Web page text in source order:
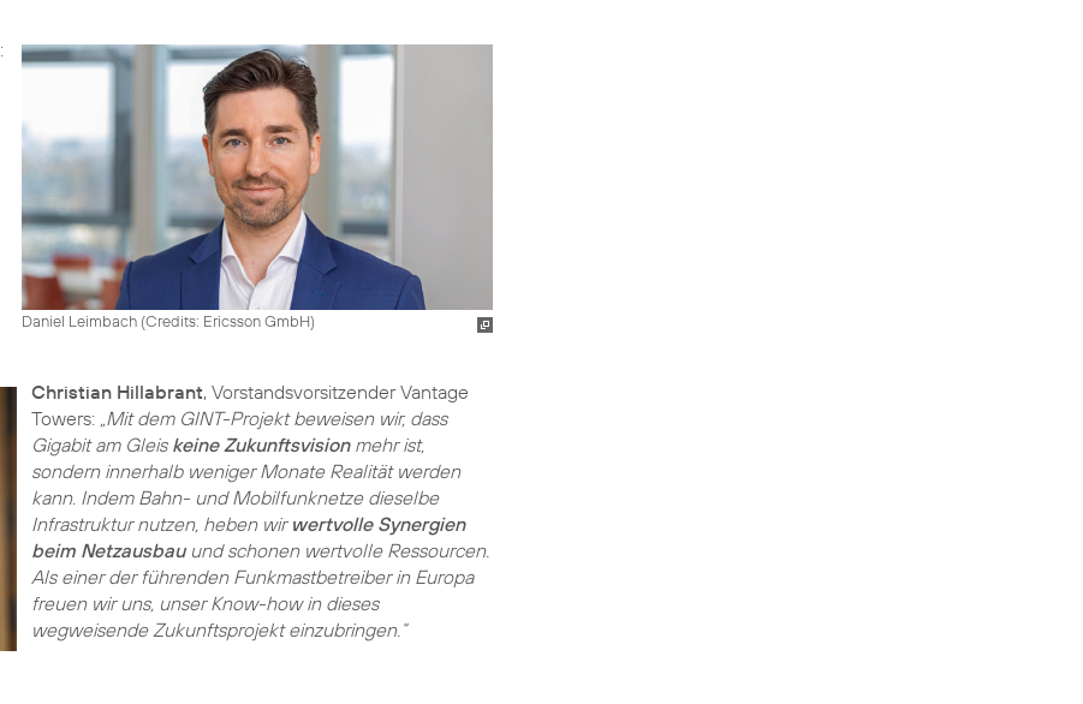
Daniel Leimbach (Credits: Ericsson GmbH)
Christian Hillabrant, Vorstandsvorsitzender Vantage
Towers: „Mit dem GINT-Projekt beweisen wir, dass
Gigabit am Gleis keine Zukunftsvisionmehr ist,
sondern innerhalb weniger Monate Realität werden
kann. Indem Bahn- und Mobilfunknetze dieselbe
Infrastruktur nutzen, heben wir wertvolle Synergien
beim Netzausbauund schonen wertvolle Ressourcen.
Als einer der führenden Funkmastbetreiber in Europa
freuen wir uns, unser Know-how in dieses
wegweisende Zukunftsprojekt einzubringen.“